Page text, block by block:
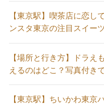
【東京駅】喫茶店に恋し
ンスタ東京の注目スイー
【場所と行き方】ドラえ
えるのはどこ？写真付き
【東京駅】ちいかわ東京